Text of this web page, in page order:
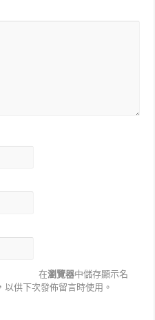
在瀏覽器中儲存顯示名
供下次發佈留言時使用。